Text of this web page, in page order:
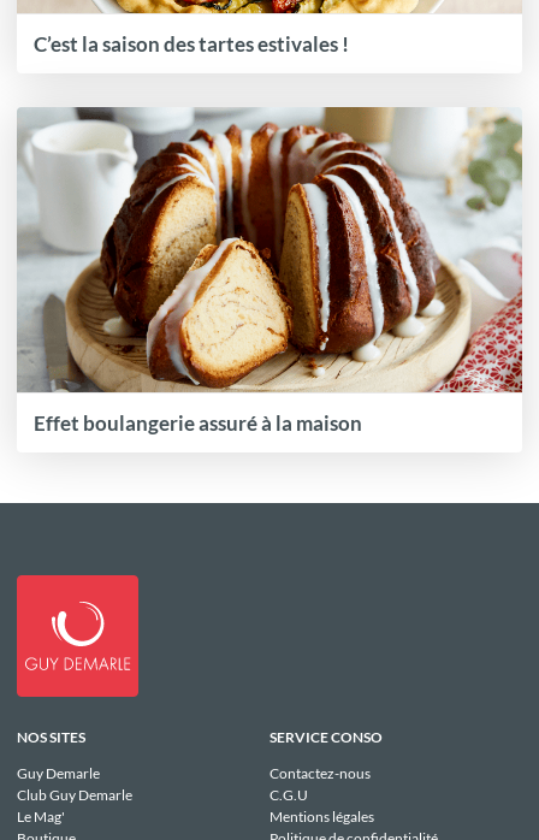
C’est la saison des tartes estivales !
Effet boulangerie assuré à la maison
NOS SITES
Guy Demarle
Club Guy Demarle
Le Mag'
SERVICE CONSO
Contactez-nous
C.G.U
Mentions légales